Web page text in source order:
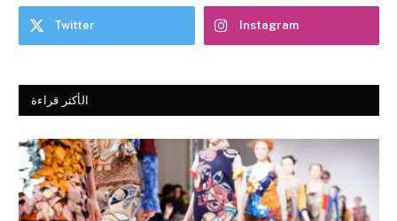
Twitter Instagram
الأكثر قراءة